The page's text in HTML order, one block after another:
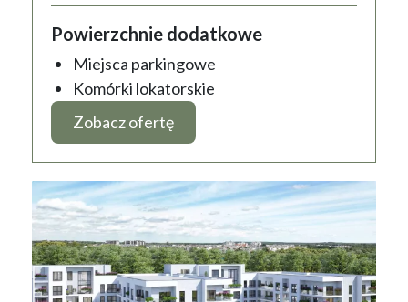
Powierzchnie dodatkowe
Miejsca parkingowe
Komórki lokatorskie
Zobacz ofertę